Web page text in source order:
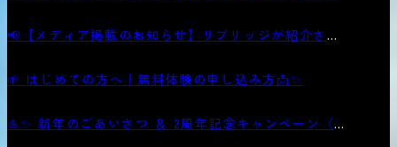
📢【メディア掲載のお知らせ】リブリッジが紹介され
🌱 はじめての方へ｜無料体験の申し込み方📩✨
🎍✨ 新年のごあいさつ ＆ 2周年記念キャンペーン〈第